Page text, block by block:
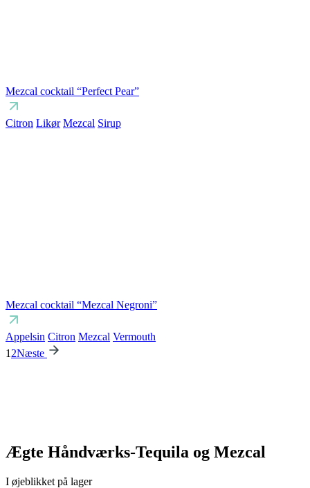
Mezcal cocktail “Perfect Pear”
Citron Likør Mezcal Sirup
Mezcal cocktail “Mezcal Negroni”
Appelsin Citron Mezcal Vermouth
1 2Næste
Ægte Håndværks-Tequila og Mezcal
I øjeblikket på lager